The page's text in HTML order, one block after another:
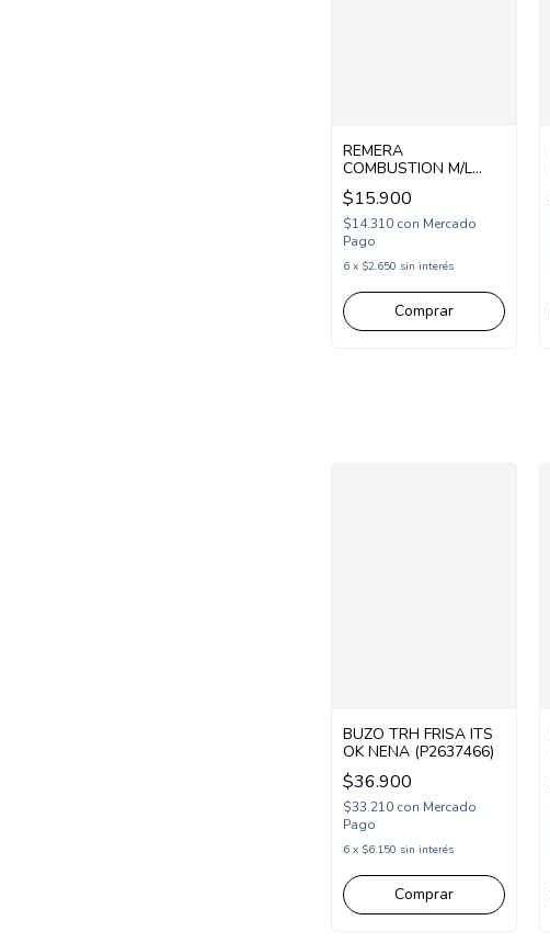
REMERA
COMBUSTION M/L
NENA LISA AISILIN
(CB71541)
$15.900
$14.310 con Mercado
Pago
6 x $2.650 sin interés
Comprar
BUZO TRH FRISA ITS
OK NENA (P2637466)
$36.900
$33.210 con Mercado
Pago
6 x $6.150 sin interés
Comprar